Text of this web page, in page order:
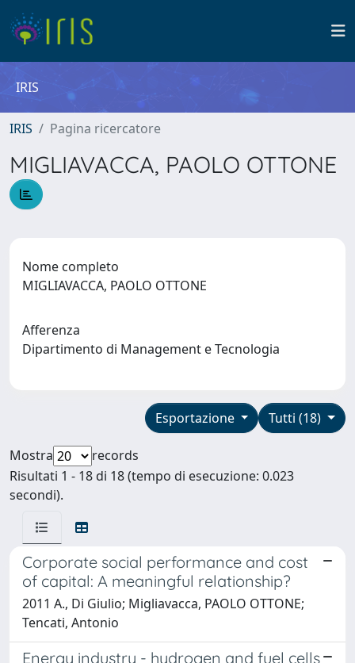
IRIS
IRIS Pagina ricercatore
MIGLIAVACCA, PAOLO OTTONE
Nome completo
MIGLIAVACCA, PAOLO OTTONE
Afferenza
Dipartimento di Management e Tecnologia
Tutti (18)
Esportazione
Mostra
records
Risultati 1 - 18 di 18 (tempo di esecuzione: 0.023
secondi).
Corporate social performance and cost
of capital: A meaningful relationship?
2011 A., Di Giulio; Migliavacca, PAOLO OTTONE;
Tencati, Antonio
Energy industry - hydrogen and fuel cells